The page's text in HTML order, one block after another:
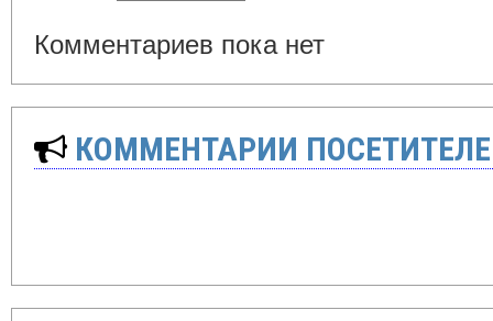
Комментариев пока нет
КОММЕНТАРИИ